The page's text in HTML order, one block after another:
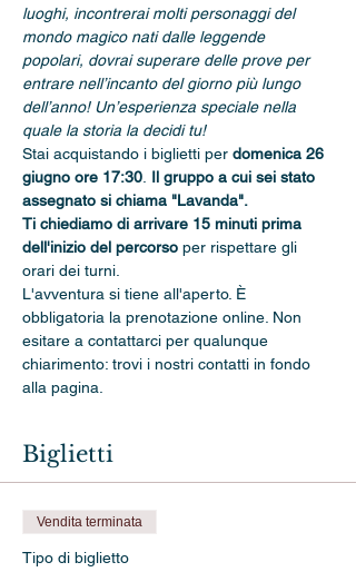
luoghi, incontrerai molti personaggi del
mondo magico nati dalle leggende
popolari, dovrai superare delle prove per
entrare nell’incanto del giorno più lungo
dell’anno! Un’esperienza speciale nella
quale la storia la decidi tu!
Stai acquistando i biglietti per domenica 26
giugno ore 17:30 Il gruppo a cui sei stato
assegnato si chiama "Lavanda".
Ti chiediamo di arrivare 15 minuti prima
dell'inizio del percorso per rispettare gli
orari dei turni.
L'avventura si tiene all'aperto. È
obbligatoria la prenotazione online. Non
esitare a contattarci per qualunque
chiarimento: trovi i nostri contatti in fondo
alla pagina.
Biglietti
Vendita terminata
Tipo di biglietto